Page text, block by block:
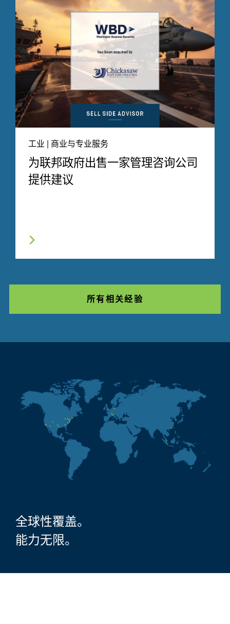
工业 | 商业与专业服务
为联邦政府出售一家管理咨询公司
提供建议
所有相关经验
全球性覆盖。
能力无限。